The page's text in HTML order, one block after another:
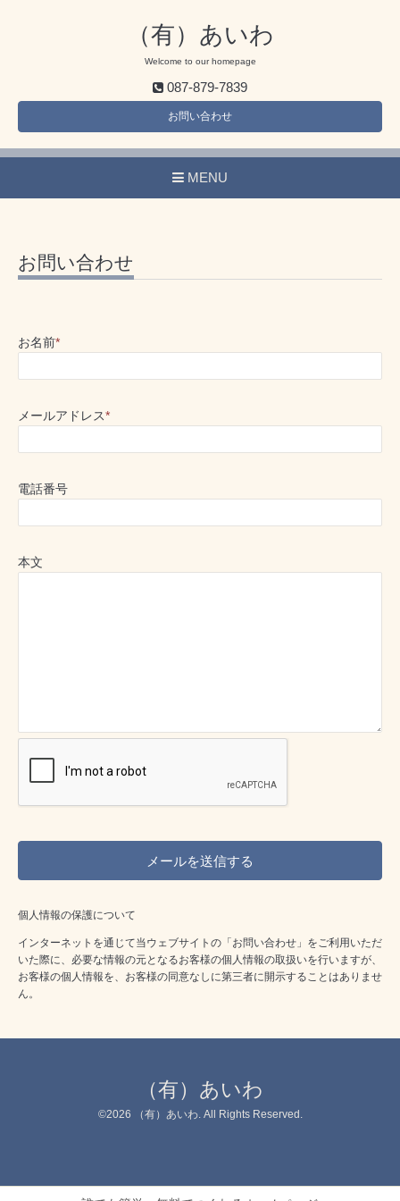
（有）あいわ
Welcome to our homepage
087-879-7839
お問い合わせ
MENU
お問い合わせ
お名前*
メールアドレス*
電話番号
本文
個人情報の保護について
インターネットを通じて当ウェブサイトの「お問い合わせ」をご利用いただ
いた際に、必要な情報の元となるお客様の個人情報の取扱いを行いますが、
お客様の個人情報を、お客様の同意なしに第三者に開示することはありませ
ん。
（有）あいわ
©2026 （有）あいわ. All Rights Reserved.